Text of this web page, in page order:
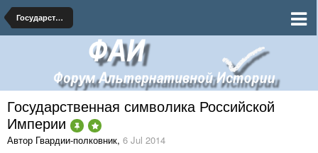
Государственная и военная символика Российской Империи
Государственная символика Российской
Империи
Автор Гвардии-полковник, 6 Jul 2014